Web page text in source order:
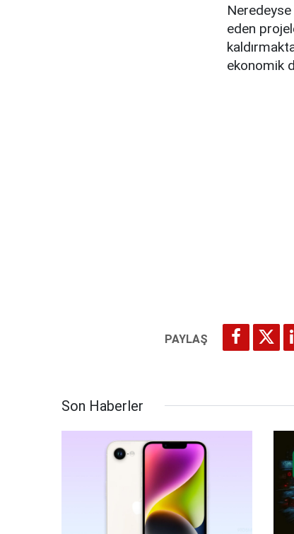
eden
ekonomik
Son Haberler